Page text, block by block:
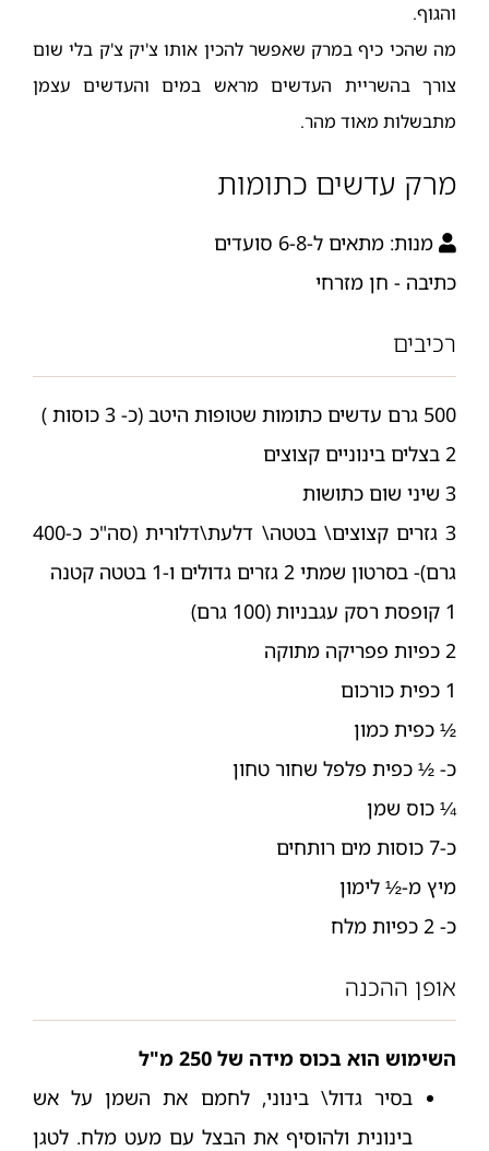
והגוף.
מה שהכי כיף במרק שאפשר להכין אותו צ'יק צ'ק בלי שום
צורך בהשריית העדשים מראש במים והעדשים עצמן
מתבשלות מאוד מהר.
מרק עדשים כתומות
מנות: מתאים ל-6-8 סועדים
כתיבה - חן מזרחי
רכיבים
500 גרם עדשים כתומות שטופות היטב (כ- 3 כוסות )
2 בצלים בינוניים קצוצים
3 שיני שום כתושות
3 גזרים קצוצים\ בטטה\ דלעת\דלורית (סה"כ כ-400
גרם)- בסרטון שמתי 2 גזרים גדולים ו-1 בטטה קטנה
1 קופסת רסק עגבניות (100 גרם)
2 כפיות פפריקה מתוקה
1 כפית כורכום
½ כפית כמון
כ- ½ כפית פלפל שחור טחון
¼ כוס שמן
כ-7 כוסות מים רותחים
מיץ מ-½ לימון
כ- 2 כפיות מלח
אופן ההכנה
השימוש הוא בכוס מידה של 250 מ"ל
בסיר גדול\ בינוני, לחמם את השמן על אש
בינונית ולהוסיף את הבצל עם מעט מלח. לטגן